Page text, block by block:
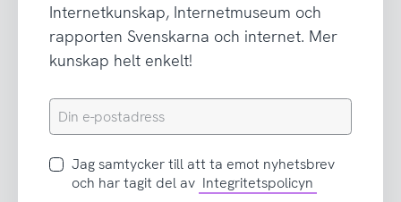
Internetkunskap, Internetmuseum och
rapporten Svenskarna och internet. Mer
kunskap helt enkelt!
Din
e-
Jag
samtycker
Jag samtycker till att ta emot nyhetsbrev
och har tagit del av Integritetspolicyn